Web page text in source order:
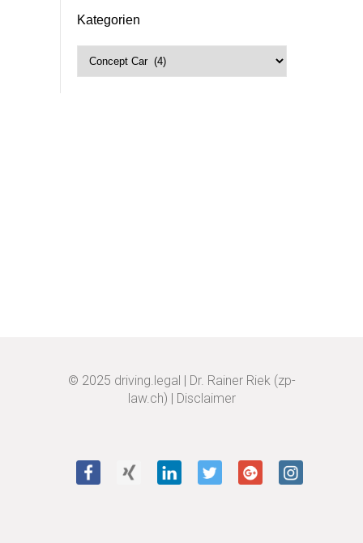
Kategorien
© 2025 driving.legal | Dr. Rainer Riek (zp-
law.ch) | Disclaimer